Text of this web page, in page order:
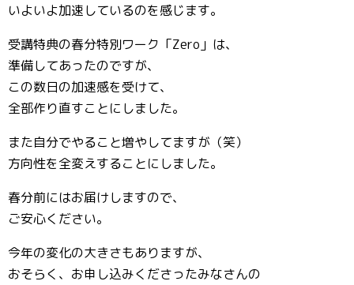
いよいよ加速しているのを感じます。
受講特典の春分特別ワーク「Zero」は、
準備してあったのですが、
この数日の加速感を受けて、
全部作り直すことにしました。
また自分でやること増やしてますが（笑）
方向性を全変えすることにしました。
春分前にはお届けしますので、
ご安心ください。
今年の変化の大きさもありますが、
おそらく、お申し込みくださったみなさんの